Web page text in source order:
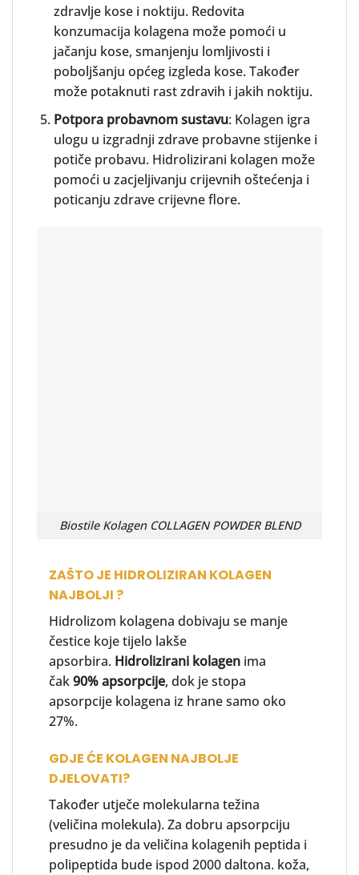
zdravlje kose i noktiju. Redovita
konzumacija kolagena može pomoći u
jačanju kose, smanjenju lomljivosti i
poboljšanju općeg izgleda kose. Također
može potaknuti rast zdravih i jakih noktiju.
Potpora probavnom sustavu: Kolagen igra
ulogu u izgradnji zdrave probavne stijenke i
potiče probavu. Hidrolizirani kolagen može
pomoći u zacjeljivanju crijevnih oštećenja i
poticanju zdrave crijevne flore.
Biostile Kolagen COLLAGEN POWDER BLEND
ZAŠTO JE HIDROLIZIRAN KOLAGEN
NAJBOLJI ?
Hidrolizom kolagena dobivaju se manje
čestice koje tijelo lakše
apsorbira. Hidrolizirani kolagen ima
čak90% apsorpcije, dok je stopa
apsorpcije kolagena iz hrane samo oko
27%.
GDJE ĆE KOLAGEN NAJBOLJE
DJELOVATI?
Također utječe molekularna težina
(veličina molekula). Za dobru apsorpciju
presudno je da veličina kolagenih peptida i
polipeptida bude ispod 2000 daltona. koža,